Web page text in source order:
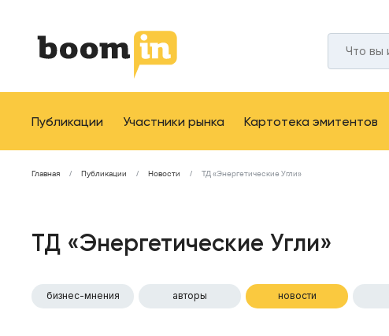
Публикации Участники рынка Картотека эмитентов
Главная Публикации Новости ТД «Энергетические Угли»
ТД «Энергетические Угли»
бизнес-мнения авторы новости